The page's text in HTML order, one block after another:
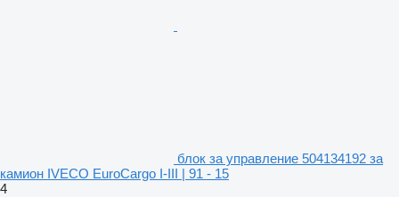
блок за управление 504134192 за
камион IVECO EuroCargo I-III | 91 - 15
4